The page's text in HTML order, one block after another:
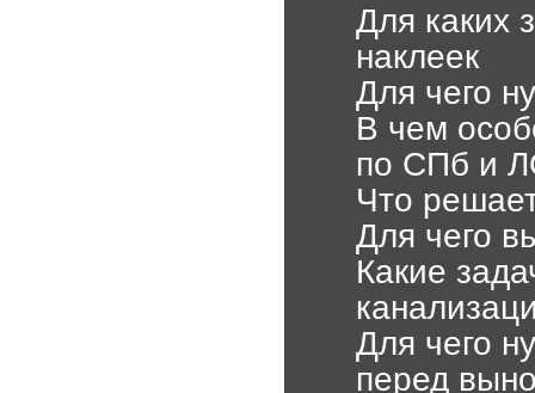
Для каких
наклеек
Для чего
В чем
по СПб и
Что
Для чего
Какие
Для чего
перед